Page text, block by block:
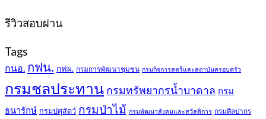
รีวิวสอบผ่าน
Tags
กนอ. กฟน. กฟผ. กรมการพัฒนาชุมชน กรมกิจการสตรีและสถาบันครอบครัว
กรมชลประทาน กรมทรัพยากรน้ำบาดาล กรม
ธนารักษ์ กรมปศุสัตว์ กรมป่าไม้ กรมพัฒนาสังคมและสวัสดิการ กรมศิลปากร